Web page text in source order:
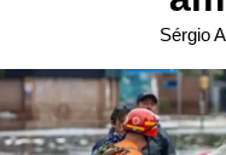
Sérgio